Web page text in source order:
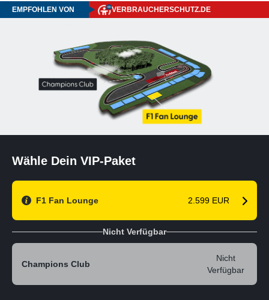
EMPFOHLEN VON VERBRAUCHERSCHUTZ.DE
Wähle Dein VIP-Paket
F1 Fan Lounge 2.599 EUR
Nicht Verfügbar
Champions Club
Nicht
Verfügbar